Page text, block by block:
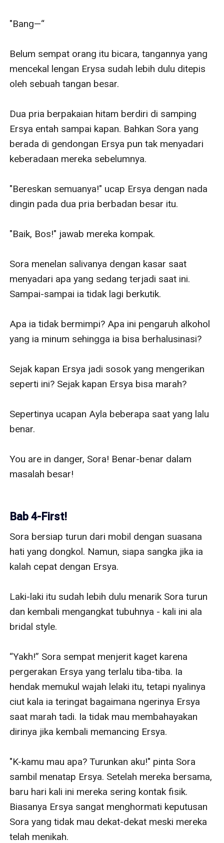
"Bang—“
Belum sempat orang itu bicara, tangannya yang
mencekal lengan Erysa sudah lebih dulu ditepis
oleh sebuah tangan besar.
Dua pria berpakaian hitam berdiri di samping
Ersya entah sampai kapan. Bahkan Sora yang
berada di gendongan Ersya pun tak menyadari
keberadaan mereka sebelumnya.
"Bereskan semuanya!" ucap Ersya dengan nada
dingin pada dua pria berbadan besar itu.
"Baik, Bos!" jawab mereka kompak.
Sora menelan salivanya dengan kasar saat
menyadari apa yang sedang terjadi saat ini.
Sampai-sampai ia tidak lagi berkutik.
Apa ia tidak bermimpi? Apa ini pengaruh alkohol
yang ia minum sehingga ia bisa berhalusinasi?
Sejak kapan Ersya jadi sosok yang mengerikan
seperti ini? Sejak kapan Ersya bisa marah?
Sepertinya ucapan Ayla beberapa saat yang lalu
benar.
You are in danger, Sora! Benar-benar dalam
masalah besar!
Bab 4-First!
Sora bersiap turun dari mobil dengan suasana
hati yang dongkol. Namun, siapa sangka jika ia
kalah cepat dengan Ersya.
Laki-laki itu sudah lebih dulu menarik Sora turun
dan kembali mengangkat tubuhnya - kali ini ala
bridal style.
“Yakh!” Sora sempat menjerit kaget karena
pergerakan Ersya yang terlalu tiba-tiba. Ia
hendak memukul wajah lelaki itu, tetapi nyalinya
ciut kala ia teringat bagaimana ngerinya Ersya
saat marah tadi. Ia tidak mau membahayakan
dirinya jika kembali memancing Ersya.
"K-kamu mau apa? Turunkan aku!" pinta Sora
sambil menatap Ersya. Setelah mereka bersama,
baru hari kali ini mereka sering kontak fisik.
Biasanya Ersya sangat menghormati keputusan
Sora yang tidak mau dekat-dekat meski mereka
telah menikah.